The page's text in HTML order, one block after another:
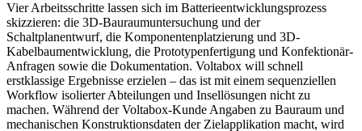
Vier Arbeitsschritte lassen sich im Batterieentwicklungsprozess
skizzieren: die 3D-Bauraumuntersuchung und der
Schaltplanentwurf, die Komponentenplatzierung und 3D-
Kabelbaumentwicklung, die Prototypenfertigung und Konfektionär-
Anfragen sowie die Dokumentation. Voltabox will schnell
erstklassige Ergebnisse erzielen – das ist mit einem sequenziellen
Workflow isolierter Abteilungen und Insellösungen nicht zu
machen. Während der Voltabox-Kunde Angaben zu Bauraum und
mechanischen Konstruktionsdaten der Zielapplikation macht, wird